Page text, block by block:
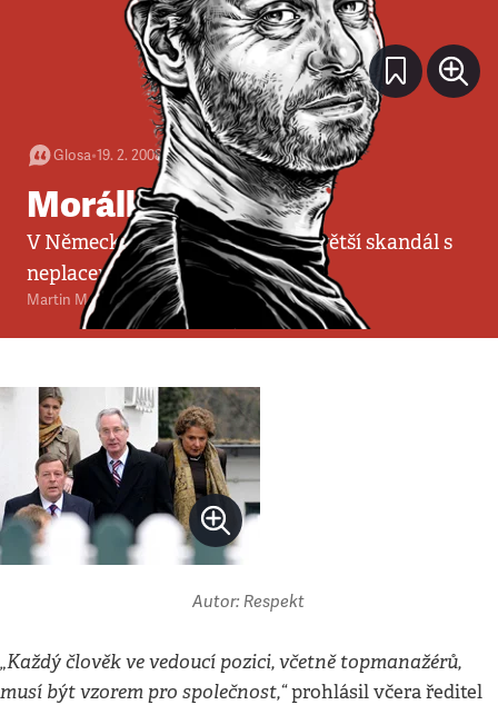
Glosa•19. 2. 2008•3minuty
Morálka a peníze
V Německu se právě rozjíždí největší skandál s
neplacením daní v historii.
Martin M. Šimečka
Autor: Respekt
„Každý člověk ve vedoucí pozici, včetně topmanažérů,
musí být vzorem pro společnost,“prohlásil včera ředitel